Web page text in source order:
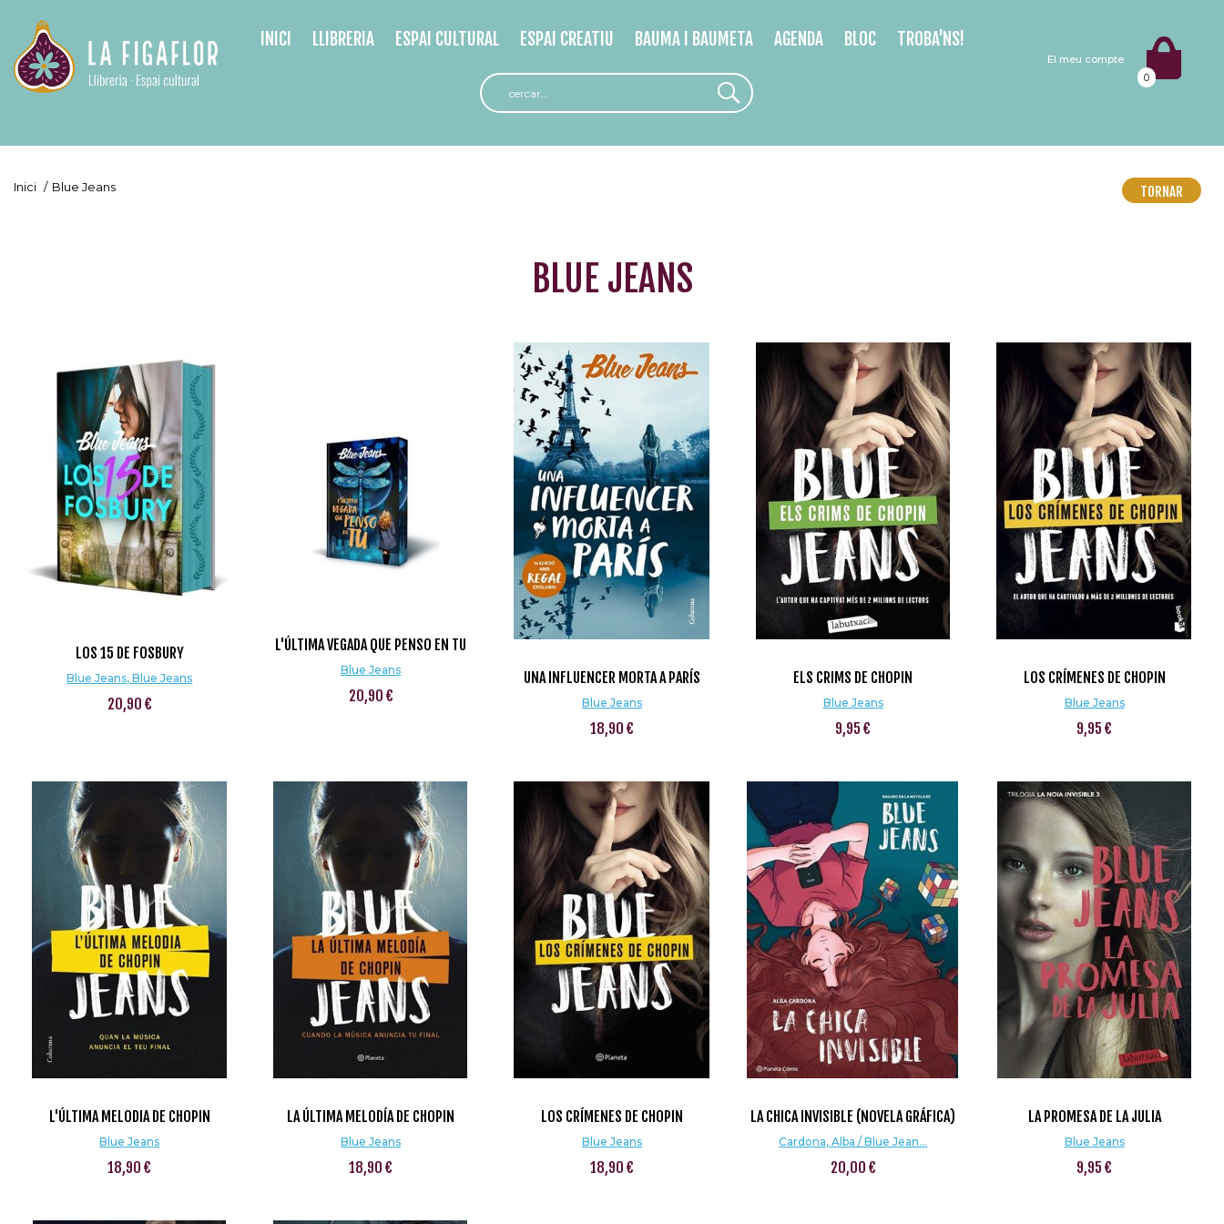
El meu compte
0
INICI LLIBRERIA ESPAI CULTURAL ESPAI CREATIU BAUMA I BAUMETA AGENDA BLOC TROBA'NS!
Inici / Blue Jeans TORNAR
BLUE JEANS
LOS 15 DE FOSBURY
Blue Jeans, Blue Jeans
20,90 €
L'ÚLTIMA VEGADA QUE PENSO EN TU
Blue Jeans
20,90 €
UNA INFLUENCER MORTA A PARÍS
Blue Jeans
18,90 €
ELS CRIMS DE CHOPIN
Blue Jeans
9,95 €
LOS CRÍMENES DE CHOPIN
Blue Jeans
9,95 €
L'ÚLTIMA MELODIA DE CHOPIN
Blue Jeans
18,90 €
LA ÚLTIMA MELODÍA DE CHOPIN
Blue Jeans
18,90 €
LOS CRÍMENES DE CHOPIN
Blue Jeans
18,90 €
LA CHICA INVISIBLE (NOVELA GRÁFICA)
Cardona, Alba / Blue Jean...
20,00 €
LA PROMESA DE LA JULIA
Blue Jeans
9,95 €